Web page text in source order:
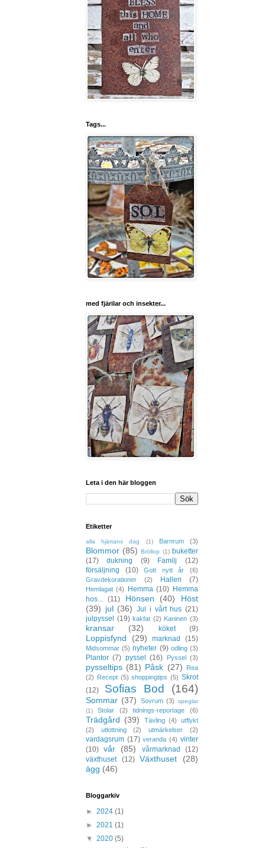
Tags...
med fjärilar och insekter...
Leta i den här bloggen
Etiketter
alla hjärtans dag (1) Barnrum (3)
Blommor (85) Bröllop (1) buketter
(17)
dukning (9) Familj
(12)
försäljning
(10) Gott nytt år
(6)
Gravdekorationer
(2) Hallen (7)
Hemlagat (4) Hemma (10) Hemma
hos...
(11) Hönsen (40)
Höst
(39) jul (36) Jul i vårt hus (21)
julpyssel
(19) kakfat (2) Kaninen (3)
kransar (32) köket (9)
Loppisfynd (29) marknad (15)
Midsommar (5) nyheter (9) odling (3)
Plantor (7) pyssel (16) Pyssel (3)
pysseltips (81) Påsk (27)
Rea
(2) Recept (5) shoppingtips (5) Skrot
(12)
Sofias Bod (164)
Sommar (37) Sovrum (3)
speglar
(1)
Stolar (2) tidnings-reportage (6)
Trädgård (39) Tävling (4)
utflykt
(2)
utlottning (2) utmärkelser (2)
vardagsrum (17) veranda (4) vinter
(10) vår (85) vårmarknad
(12)
växthuset
(12) Växthuset
(28)
ägg (46)
Bloggarkiv
► 2024 (1)
► 2021 (1)
▼ 2020 (5)